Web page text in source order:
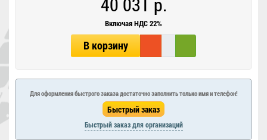
Включая НДС 22%
В корзину
Для оформления быстрого заказа достаточно заполнить только имя и телефон!
Быстрый заказ для организаций